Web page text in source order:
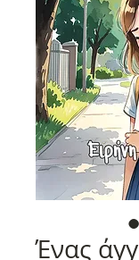
Ένας